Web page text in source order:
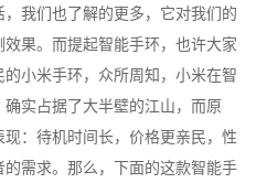
我们也了解的更多，它对我们的
果。而提起智能手环，也许大家
小米手环，众所周知，小米在智
实占据了大半壁的江山，而原
：待机时间长，价格更亲民，性
需求。那么，下面的这款智能手